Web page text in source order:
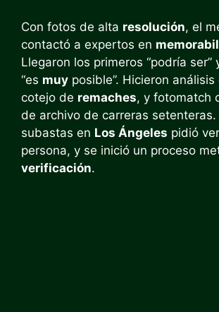
Con fotos de alta resolución, el
contactó a expertos en
Llegaron los primeros “podría ser”
“es muy posible”. Hicieron
cotejo de remaches, y fotomatch
de archivo de carreras
subastas en Los Ángeles pidió
persona, y se inició un proceso
verificación.